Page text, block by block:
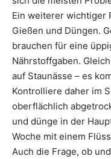
Ein weiterer wichtiger
Gießen und Düngen.
brauchen für eine
Nährstoffgaben.
auf Staunässe – es
Kontrolliere daher im
oberflächlich
und dünge in der
Woche mit einem
Auch die Frage, ob